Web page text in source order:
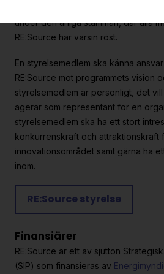
under den årliga stämman, där alla
RE:Source har varsin röst.
En styrelsemedlem ska känna
RE:Source mot programmets vision
styrelsemedlem är personligt, det
agerar som representant för en
styrelsemedlem ska ha ett stort
konkurrenskraft och attraktionskraft
innovationsområdet samt gärna ha
inom.
RE:Source styrelse
Finansiärer
RE:Source är ett av sjutton
(SIP) som finansieras av